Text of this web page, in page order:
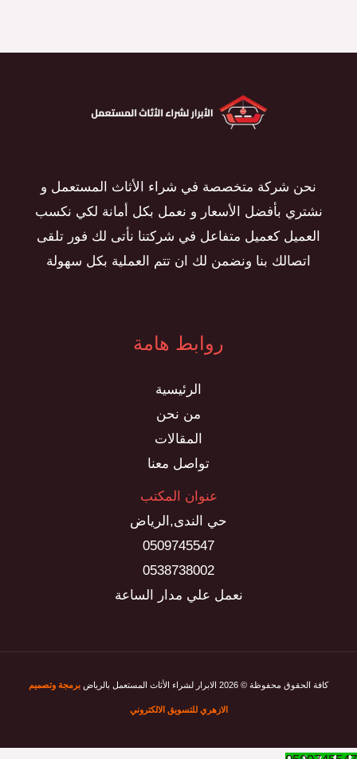
نحن شركة متخصصة في شراء الأثاث المستعمل و
نشتري بأفضل الأسعار و نعمل بكل أمانة لكي نكسب
العميل كعميل متفاعل في شركتنا نأتى لك فور تلقى
اتصالك بنا ونضمن لك ان تتم العملية بكل سهولة
روابط هامة
الرئيسية
من نحن
المقالات
تواصل معنا
عنوان المكتب
حي الندى,الرياض
0509745547
0538738002
نعمل علي مدار الساعة
كافة الحقوق محفوظة © 2026 الابرار لشراء الأثاث المستعمل بالرياض برمجة وتصميم
الازهري للتسويق الالكتروني